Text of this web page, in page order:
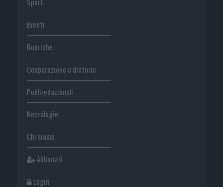
Eventi
Rubriche
Cooperazione e dintorni
Publiredazionali
Necrologie
Chi siamo
Abbonati
Login